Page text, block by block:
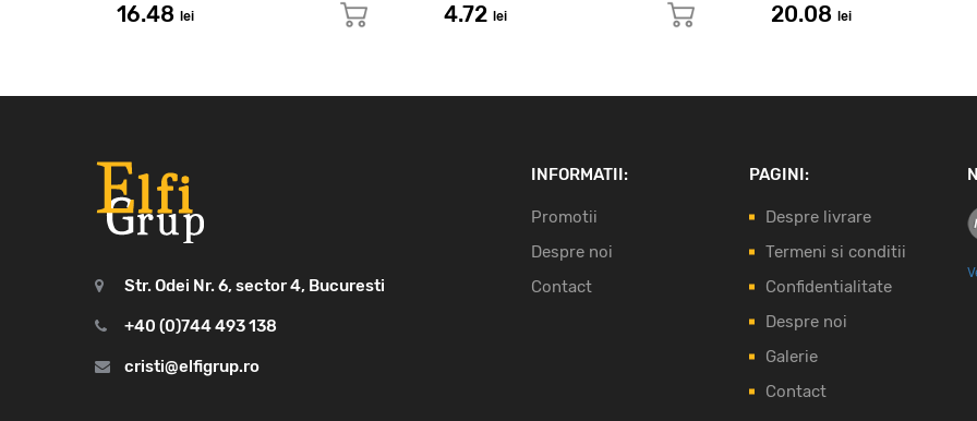
16.48 lei 4.72 lei 20.08 lei
Str. Odei Nr. 6, sector 4, Bucuresti
+40 (0)744 493 138
cristi@elfigrup.ro
INFORMATII:
Promotii
Despre noi
Contact
PAGINI:
Despre livrare
Termeni si conditii
Confidentialitate
Despre noi
Galerie
Contact